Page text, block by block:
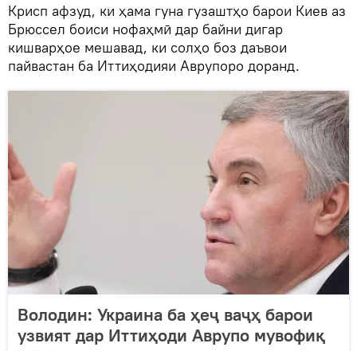
Крисп афзуд, ки ҳама гуна гузаштҳо барои Киев аз
Брюссел боиси нофаҳмӣ дар байни дигар
кишварҳое мешавад, ки солҳо боз даъвои
пайвастан ба Иттиҳодияи Аврупоро доранд.
Володин: Украина ба ҳеҷ ваҷҳ барои
узвият дар Иттиҳоди Аврупо мувофиқ